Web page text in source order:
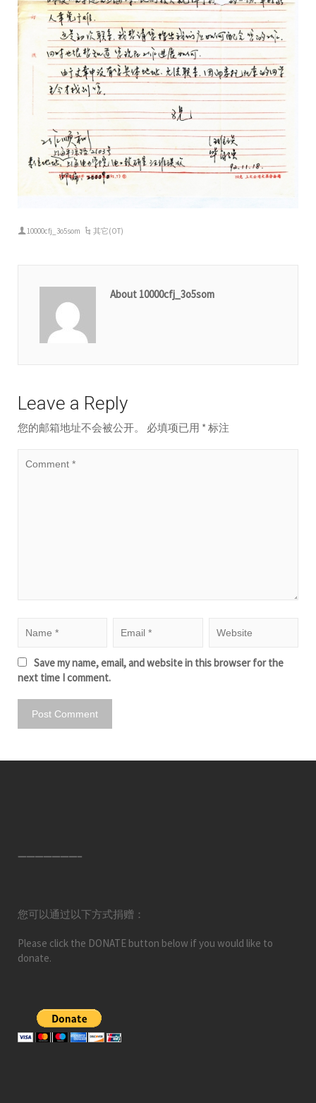
10000cfj_3o5som 其它(OT)
About 10000cfj_3o5som
Leave a Reply
您的邮箱地址不会被公开。 必填项已用 *标注
Save my name, email, and website in this browser for the
next time I comment.
———————–
您可以通过以下方式捐赠：
Please click the DONATE button below if you would like to
donate.